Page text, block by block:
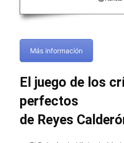
Más información
El juego de los
perfectos
de Reyes